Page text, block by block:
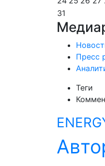
31
Пресс
Теги